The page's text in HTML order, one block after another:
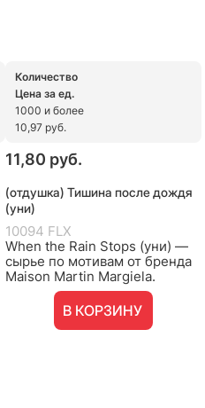
Количество
Цена за ед.
1000 и более
10,97 руб.
11,80 руб.
(отдушка) Тишина после дождя
(уни)
10094 FLX
When the Rain Stops (уни) —
сырье по мотивам от бренда
Maison Martin Margiela.
В КОРЗИНУ